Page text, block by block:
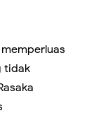
tidak